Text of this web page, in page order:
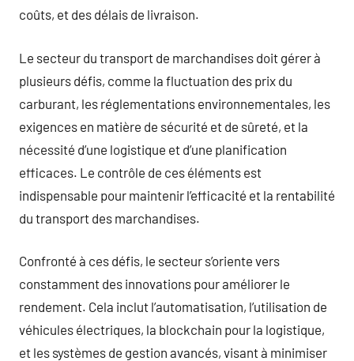
coûts, et des délais de livraison.
Le secteur du transport de marchandises doit gérer à
plusieurs défis, comme la fluctuation des prix du
carburant, les réglementations environnementales, les
exigences en matière de sécurité et de sûreté, et la
nécessité d’une logistique et d’une planification
efficaces. Le contrôle de ces éléments est
indispensable pour maintenir l’efficacité et la rentabilité
du transport des marchandises.
Confronté à ces défis, le secteur s’oriente vers
constamment des innovations pour améliorer le
rendement. Cela inclut l’automatisation, l’utilisation de
véhicules électriques, la blockchain pour la logistique,
et les systèmes de gestion avancés, visant à minimiser